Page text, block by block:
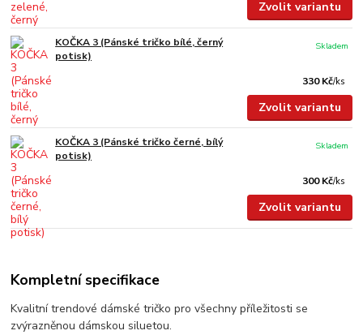
Zvolit variantu
KOČKA 3 (Pánské tričko bílé, černý
potisk)
330 Kč/ks
Skladem
Zvolit variantu
KOČKA 3 (Pánské tričko černé, bílý
potisk)
300 Kč/ks
Skladem
Zvolit variantu
Kompletní specifikace
Kvalitní trendové dámské tričko pro všechny příležitosti se
zvýrazněnou dámskou siluetou.